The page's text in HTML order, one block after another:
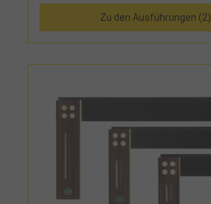
Zu den Ausführungen (2)